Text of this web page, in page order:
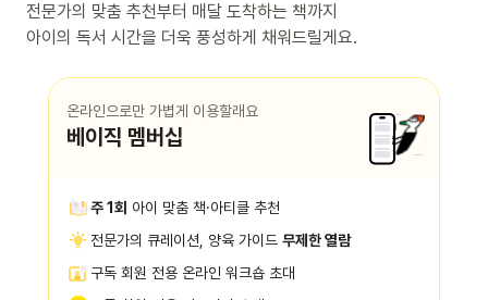
전문가의 맞춤 추천부터 매달 도착하는 책까지
아이의 독서 시간을 더욱 풍성하게 채워드릴게요.
온라인으로만 가볍게 이용할래요
베이직 멤버십
주 1회 아이 맞춤 책·아티클 추천
전문가의 큐레이션, 양육 가이드 무제한 열람
구독 회원 전용 온라인 워크숍 초대